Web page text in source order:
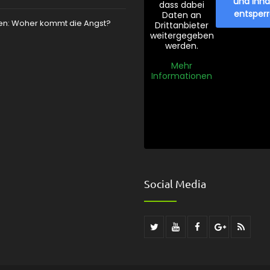
Woher kommt die Angst?
dass dabei
Daten an
Drittanbieter
weitergegeben
werden.
Mehr
Informationen
Social Media